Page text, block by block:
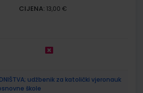
CIJENA: 13,00 €
udžbenik za katolički vjeronauk
škole